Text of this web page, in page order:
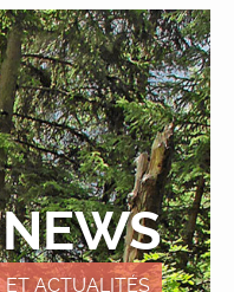
NEWS
ET ACTUALITÉS